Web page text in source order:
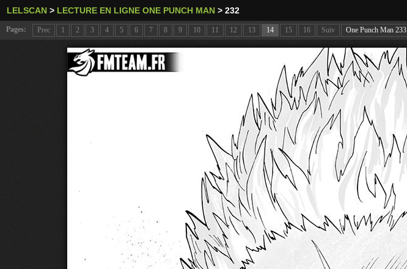
LELSCAN > LECTURE EN LIGNE ONE PUNCH MAN > 232
Pages: Prec 1 2 3 4 5 6 7 8 9 10 11 12 13 14 15 16 Suiv One Punch Man 233